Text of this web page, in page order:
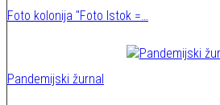
Foto kolonija "Foto Istok =…
Pandemijski žurnal